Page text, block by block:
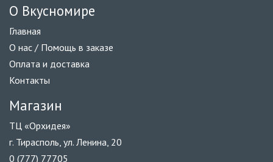
О Вкусномире
Главная
О нас / Помощь в заказе
Оплата и доставка
Контакты
Магазин
ТЦ «Орхидея»
г. Тирасполь, ул. Ленина, 20
0 (777) 77705